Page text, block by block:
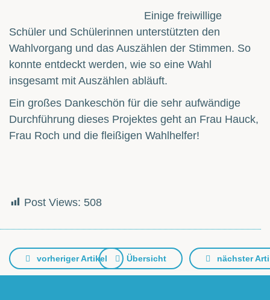
Einige freiwillige
Schüler und Schülerinnen unterstützten den
Wahlvorgang und das Auszählen der Stimmen. So
konnte entdeckt werden, wie so eine Wahl
insgesamt mit Auszählen abläuft.
Ein großes Dankeschön für die sehr aufwändige
Durchführung dieses Projektes geht an Frau Hauck,
Frau Roch und die fleißigen Wahlhelfer!
Post Views: 508
vorheriger Artikel Übersicht nächster